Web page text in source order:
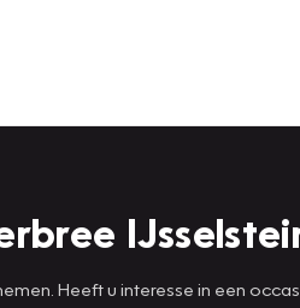
Heeft u interesse in een